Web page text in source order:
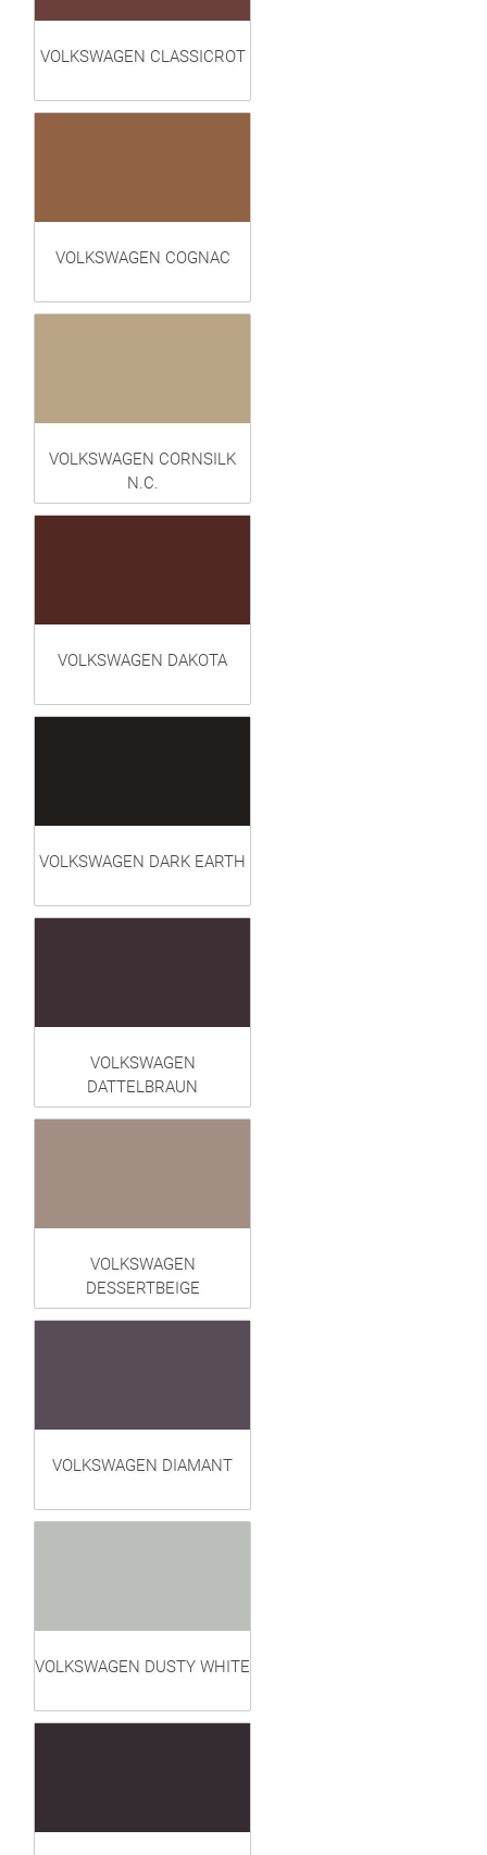
VOLKSWAGEN CLASSICROT
VOLKSWAGEN COGNAC
VOLKSWAGEN CORNSILK
N.C.
VOLKSWAGEN DAKOTA
VOLKSWAGEN DARK EARTH
VOLKSWAGEN
DATTELBRAUN
VOLKSWAGEN
DESSERTBEIGE
VOLKSWAGEN DIAMANT
VOLKSWAGEN DUSTY WHITE